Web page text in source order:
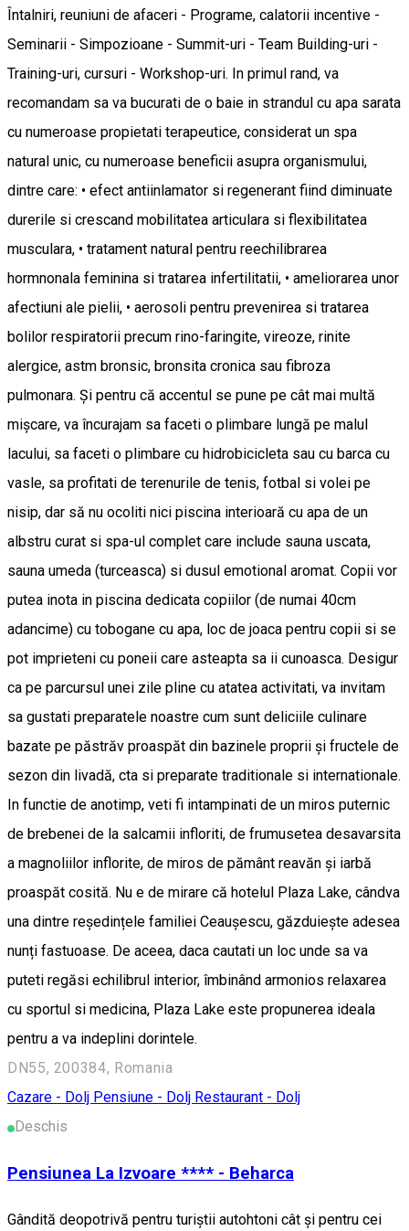
Întalniri, reuniuni de afaceri - Programe, calatorii incentive -
Seminarii - Simpozioane - Summit-uri - Team Building-uri -
Training-uri, cursuri - Workshop-uri. In primul rand, va
recomandam sa va bucurati de o baie in strandul cu apa sarata
cu numeroase propietati terapeutice, considerat un spa
natural unic, cu numeroase beneficii asupra organismului,
dintre care: • efect antiinlamator si regenerant fiind diminuate
durerile si crescand mobilitatea articulara si flexibilitatea
musculara, • tratament natural pentru reechilibrarea
hormnonala feminina si tratarea infertilitatii, • ameliorarea unor
afectiuni ale pielii, • aerosoli pentru prevenirea si tratarea
bolilor respiratorii precum rino-faringite, vireoze, rinite
alergice, astm bronsic, bronsita cronica sau fibroza
pulmonara. Și pentru că accentul se pune pe cât mai multă
mișcare, va încurajam sa faceti o plimbare lungă pe malul
lacului, sa faceti o plimbare cu hidrobicicleta sau cu barca cu
vasle, sa profitati de terenurile de tenis, fotbal si volei pe
nisip, dar să nu ocoliti nici piscina interioară cu apa de un
albstru curat si spa-ul complet care include sauna uscata,
sauna umeda (turceasca) si dusul emotional aromat. Copii vor
putea inota in piscina dedicata copiilor (de numai 40cm
adancime) cu tobogane cu apa, loc de joaca pentru copii si se
pot imprieteni cu poneii care asteapta sa ii cunoasca. Desigur
ca pe parcursul unei zile pline cu atatea activitati, va invitam
sa gustati preparatele noastre cum sunt deliciile culinare
bazate pe păstrăv proaspăt din bazinele proprii și fructele de
sezon din livadă, cta si preparate traditionale si internationale.
In functie de anotimp, veti fi intampinati de un miros puternic
de brebenei de la salcamii infloriti, de frumusetea desavarsita
a magnoliilor inflorite, de miros de pământ reavăn și iarbă
proaspăt cosită. Nu e de mirare că hotelul Plaza Lake, cândva
una dintre reședințele familiei Ceaușescu, găzduiește adesea
nunți fastuoase. De aceea, daca cautati un loc unde sa va
puteti regăsi echilibrul interior, îmbinând armonios relaxarea
cu sportul si medicina, Plaza Lake este propunerea ideala
pentru a va indeplini dorintele.
DN55, 200384, Romania
Cazare - Dolj Pensiune - Dolj Restaurant - Dolj
Deschis
Pensiunea La Izvoare **** - Beharca
Gândită deopotrivă pentru turiștii autohtoni cât și pentru cei